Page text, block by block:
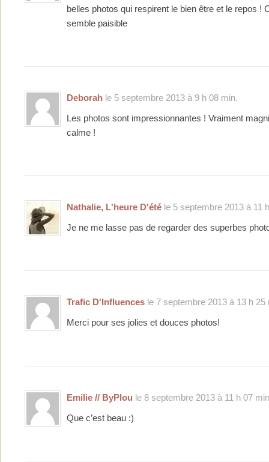
belles photos qui respirent le bien être et le repos !
semble paisible
Deborah le 5 septembre 2013 à 9 h 08 min.
Les photos sont impressionnantes ! Vraiment
calme !
Nathalie, L'heure D'été le 5 septembre 2013 à 11
Je ne me lasse pas de regarder des superbes
Trafic D'Influences le 7 septembre 2013 à 13 h 25
Merci pour ses jolies et douces photos!
Emilie // ByPlou le 8 septembre 2013 à 11 h 07
Que c’est beau :)